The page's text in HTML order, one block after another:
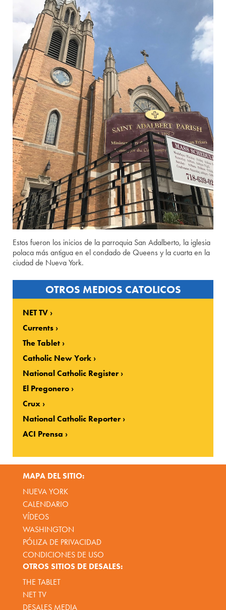
Estos fueron los inicios de la parroquia San Adalberto, la iglesia
polaca más antigua en el condado de Queens y la cuarta en la
ciudad de Nueva York.
OTROS MEDIOS CATOLICOS
NET TV
Currents
The Tablet
Catholic New York
National Catholic Register
El Pregonero
Crux
National Catholic Reporter
ACI Prensa
MAPA DEL SITIO:
NUEVA YORK
CALENDARIO
VÍDEOS
WASHINGTON
PÓLIZA DE PRIVACIDAD
CONDICIONES DE USO
OTROS SITIOS DE DESALES:
THE TABLET
NET TV
DESALES MEDIA